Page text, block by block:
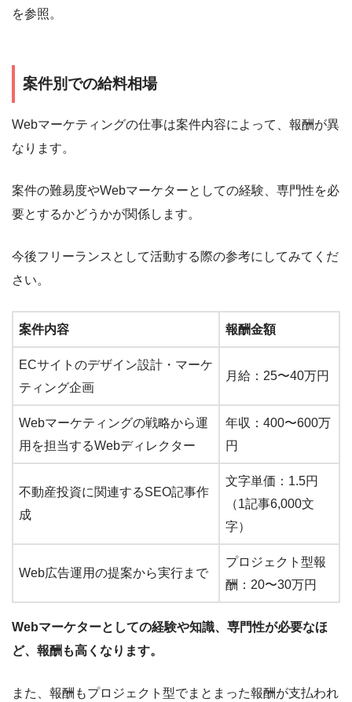
を参照。
案件別での給料相場
Webマーケティングの仕事は案件内容によって、報酬が異
なります。
案件の難易度やWebマーケターとしての経験、専門性を必
要とするかどうかが関係します。
今後フリーランスとして活動する際の参考にしてみてくだ
さい。
案件内容 報酬金額
ECサイトのデザイン設計・マーケ
ティング企画
月給：25〜40万円
Webマーケティングの戦略から運
用を担当するWebディレクター
年収：400〜600万
円
不動産投資に関連するSEO記事作
成
文字単価：1.5円
（1記事6,000文
字）
Web広告運用の提案から実行まで
プロジェクト型報
酬：20〜30万円
Webマーケターとしての経験や知識、専門性が必要なほ
ど、報酬も高くなります。
また、報酬もプロジェクト型でまとまった報酬が支払われ